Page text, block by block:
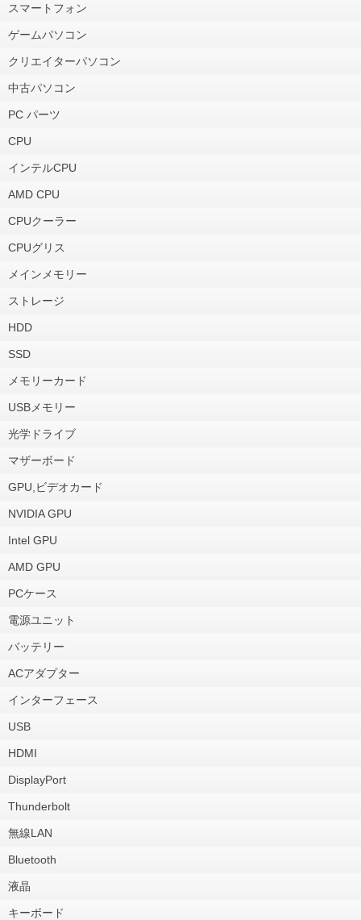
スマートフォン
ゲームパソコン
クリエイターパソコン
中古パソコン
PC パーツ
CPU
インテルCPU
AMD CPU
CPUクーラー
CPUグリス
メインメモリー
ストレージ
HDD
SSD
メモリーカード
USBメモリー
光学ドライブ
マザーボード
GPU,ビデオカード
NVIDIA GPU
Intel GPU
AMD GPU
PCケース
電源ユニット
バッテリー
ACアダプター
インターフェース
USB
HDMI
DisplayPort
Thunderbolt
無線LAN
Bluetooth
液晶
キーボード